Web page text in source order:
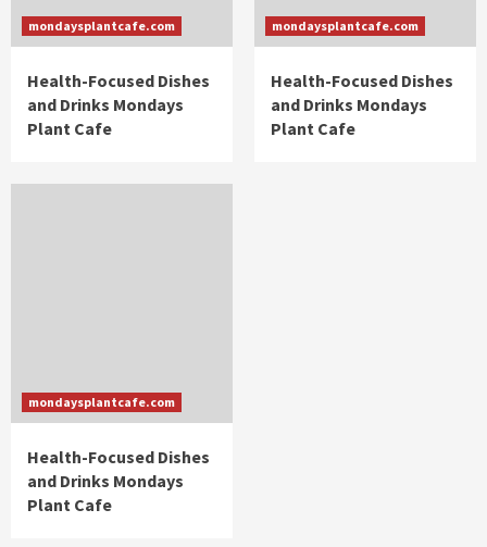
mondaysplantcafe.com
Health-Focused Dishes
and Drinks Mondays
Plant Cafe
mondaysplantcafe.com
Health-Focused Dishes
and Drinks Mondays
Plant Cafe
mondaysplantcafe.com
Health-Focused Dishes
and Drinks Mondays
Plant Cafe